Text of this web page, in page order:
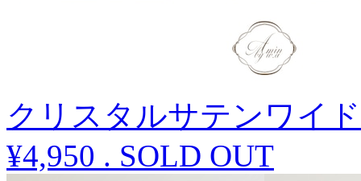
クリスタルサテンワイ
¥4,950 . SOLD OUT